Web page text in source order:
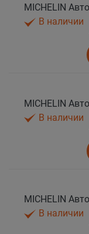
В наличии
В наличии
В наличии